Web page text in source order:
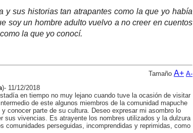
y sus historias tan atrapantes como la que yo había
soy un hombre adulto vuelvo a no creer en cuentos
la que yo conocí.
Tamaño A+ A-
)- 11/12/2018
en tiempo no muy lejano cuando tuve la ocasión de visitar
de este algunos miembros de la comunidad mapuche
conocer parte de su cultura. Deseo expresar mi asombro lo
sus vivencias. Es atrayente los nombres utilizados y la dulzura
comunidades perseguidas, incomprendidas y reprimidas, como